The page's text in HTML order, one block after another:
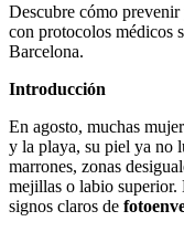
Descubre cómo prevenir
con protocolos médicos
Barcelona.
Introducción
En agosto, muchas
y la playa, su piel ya no
marrones, zonas
mejillas o labio superior.
signos claros de